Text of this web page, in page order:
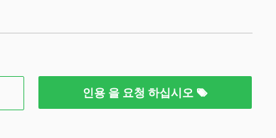
인용 을 요청 하십시오